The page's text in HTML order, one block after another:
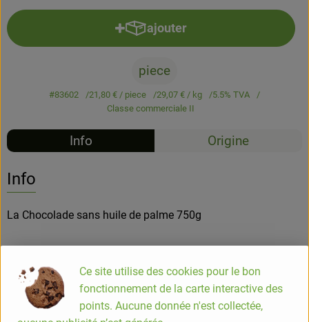
ajouter
Ajouter le produit au panier
piece
#83602 21,80 € / piece 29,07 € / kg
5.5% TVA
Classe commerciale II
Info Origine
Info
La Chocolade sans huile de palme 750g
matières premières à des modes de fabrication traditionnels
et vivants.
Les pâtes à tartiner sont à utiliser sur des tartines ou dans la
Ce site utilise des cookies pour le bon
fonctionnement de la carte interactive des
points. Aucune donnée n'est collectée,